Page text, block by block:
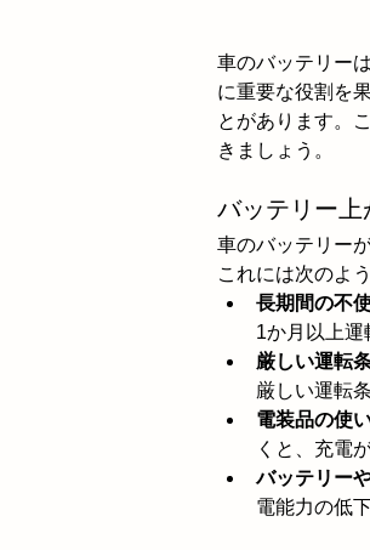
車のバッテリー
に重要な役割を
とがあります。
きましょう。
バッテリー上
車のバッテリー
これには次のよ
長期間の不
1か月以上運
厳しい運転
厳しい運転
電装品の使
くと、充電
バッテリー
電能力の低